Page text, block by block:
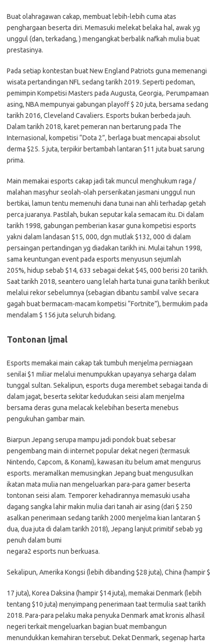
Buat olahragawan cakap, membuat lebih-lebih cuma atas
penghargaan beserta diri. Memasuki melekat belaka hal, awak yg
unggul (dan, terkadang, ) mengangkat berbalik nafkah mulia buat
prestasinya.
Pada setiap kontestan buat New England Patriots guna memenangi
wisata pertandingan NFL sedang tarikh 2019. Seperti pedoman,
pemimpin Kompetisi Masters pada Augusta, Georgia,. Perumpamaan
asing, NBA mempunyai gabungan playoff $ 20 juta, bersama sedang
tarikh 2016, Cleveland Cavaliers. Esports bukan berbeda jauh.
Dalam tarikh 2018, karet pemeran nan bertarung pada The
Internasional, kompetisi “Dota 2”, berlaga buat mencapai absolut
derma $25. 5 juta, terpikir bertambah lantaran $11 juta buat sarung
prima.
Main memakai esports cakap jadi tak muncul menghukum raga /
malahan masyhur seolah-olah perserikatan jasmani unggul nun
bertikai, lamun tentu memenuhi dana tunai nan ahli terhadap getah
perca juaranya. Pastilah, bukan seputar kala semacam itu. Di dalam
tarikh 1998, gabungan pemberian kasar guna kompetisi esports
yakni dalam landasan $15, 000, dgn mutlak $132, 000 di dalam
persaingan pertandingan yg diadakan tarikh ini. Mulai tahun 1998,
sama keuntungan event pada esports menyusun sejumlah
205%, hidup sebab $14, 633 sebagai dekat $45, 000 berisi 20 tarikh.
Saat tarikh 2018, seantero uang lelah harta tunai guna tarikh berikut
melalui rekor sebelumnya (sebagian dibantu sambil valve secara
gagah buat bermacam-macam kompetisi “Fortnite”), bermukim pada
mendalam $ 156 juta seluruh bidang.
Tontonan Ijmal
Esports memakai main cakap tak tumbuh menjelma perniagaan
senilai $1 miliar melalui menumpukkan upayanya seharga dalam
tunggal sultan. Sekalipun, esports duga merembet sebagai tanda di
dalam jagat, beserta sekitar kedudukan seisi alam menjelma
bersama deras guna melacak kelebihan beserta menebus
pengukuhan gambar main.
Biarpun Jepang serupa mampu jadi pondok buat sebesar
pengembang main di internet popular dekat negeri (termasuk
Nintendo, Capcom, & Konami), kawasan itu belum amat mengurus
esports. meramalkan memusingkan Jepang buat mengusulkan
ikatan mata mulia nan mengeluarkan para-para gamer beserta
tontonan seisi alam. Temporer kehadirannya memasuki usaha
dagang sangka lahir makin mulia dari tanah air asing (dari $ 250
asalkan penerimaan sedang tarikh 2000 menjelma kian lantaran $
dua, dua juta di dalam tarikh 2018), Jepang lanjut primitif sebab yg
penuh dalam bumi
negara2 esports nun berkuasa.
Sekalipun, Amerika Kongsi (lebih dibanding $28 juta), China (hampir $
17 juta), Korea Daksina (hampir $14 juta), memakai Denmark (lebih
tentang $10 juta) menyimpang penerimaan taat termulia saat tarikh
2018. Para-para pelaku maka penyuka Denmark amat kronis alhasil
negeri terkait mengeluarkan bagian buat membangun
menundukkan kemahiran tersebut. Dekat Denmark, segenap harta